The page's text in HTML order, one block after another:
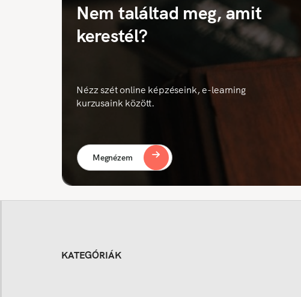
Nem találtad meg, amit
kerestél?
Nézz szét online képzéseink, e-learning
kurzusaink között.
Megnézem
KATEGÓRIÁK